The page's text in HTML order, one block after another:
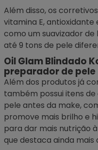
Além disso, os
vitamina E,
como um suavizador de
até 9 tons de pele
Oil Glam Blindado
preparador de pele
Além dos produtos já
também possui itens
pele antes da make,
promove mais brilho e
para dar mais nutrição
que destaca ainda mais